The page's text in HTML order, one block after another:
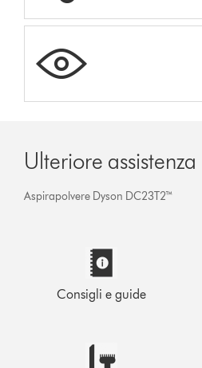
Ulteriore assistenza
Aspirapolvere Dyson DC23T2™
Consigli e guide